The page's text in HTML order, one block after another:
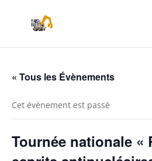
« Tous les Évènements
Cet évènement est passé
Tournée nationale «